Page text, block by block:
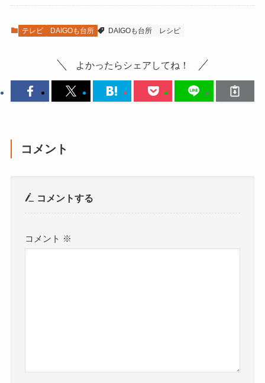
テレビ DAIGOも台所 DAIGOも台所 レシピ
よかったらシェアしてね！
コメント
コメントする
コメント ※